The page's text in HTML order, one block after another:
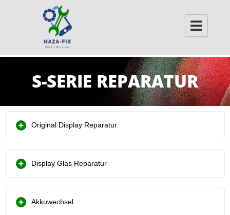
S-SERIE REPARATUR
Original Display Reparatur
Display Glas Reparatur
Akkuwechsel